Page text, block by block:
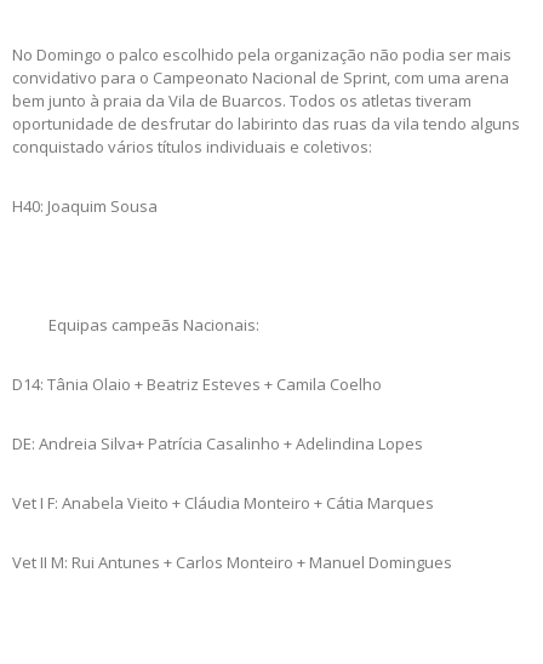
No Domingo o palco escolhido pela organização não podia ser mais
convidativo para o Campeonato Nacional de Sprint, com uma arena
bem junto à praia da Vila de Buarcos. Todos os atletas tiveram
oportunidade de desfrutar do labirinto das ruas da vila tendo alguns
conquistado vários títulos individuais e coletivos:
H40: Joaquim Sousa
Equipas campeãs Nacionais:
D14: Tânia Olaio + Beatriz Esteves + Camila Coelho
DE: Andreia Silva+ Patrícia Casalinho + Adelindina Lopes
Vet I F: Anabela Vieito + Cláudia Monteiro + Cátia Marques
Vet II M: Rui Antunes + Carlos Monteiro + Manuel Domingues